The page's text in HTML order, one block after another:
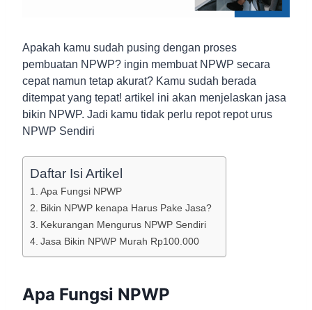
Apakah kamu sudah pusing dengan proses
pembuatan NPWP? ingin membuat NPWP secara
cepat namun tetap akurat? Kamu sudah berada
ditempat yang tepat! artikel ini akan menjelaskan jasa
bikin NPWP. Jadi kamu tidak perlu repot repot urus
NPWP Sendiri
Daftar Isi Artikel
Apa Fungsi NPWP
Bikin NPWP kenapa Harus Pake Jasa?
Kekurangan Mengurus NPWP Sendiri
Jasa Bikin NPWP Murah Rp100.000
Apa Fungsi NPWP